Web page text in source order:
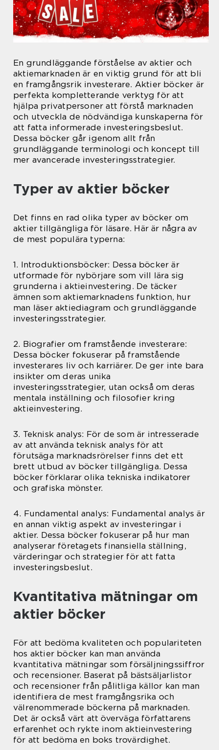
En grundläggande förståelse av aktier och
aktiemarknaden är en viktig grund för att bli
en framgångsrik investerare. Aktier böcker är
perfekta kompletterande verktyg för att
hjälpa privatpersoner att förstå marknaden
och utveckla de nödvändiga kunskaperna för
att fatta informerade investeringsbeslut.
Dessa böcker går igenom allt från
grundläggande terminologi och koncept till
mer avancerade investeringsstrategier.
Typer av aktier böcker
Det finns en rad olika typer av böcker om
aktier tillgängliga för läsare. Här är några av
de mest populära typerna:
1. Introduktionsböcker: Dessa böcker är
utformade för nybörjare som vill lära sig
grunderna i aktieinvestering. De täcker
ämnen som aktiemarknadens funktion, hur
man läser aktiediagram och grundläggande
investeringsstrategier.
2. Biografier om framstående investerare:
Dessa böcker fokuserar på framstående
investerares liv och karriärer. De ger inte bara
insikter om deras unika
investeringsstrategier, utan också om deras
mentala inställning och filosofier kring
aktieinvestering.
3. Teknisk analys: För de som är intresserade
av att använda teknisk analys för att
förutsäga marknadsrörelser finns det ett
brett utbud av böcker tillgängliga. Dessa
böcker förklarar olika tekniska indikatorer
och grafiska mönster.
4. Fundamental analys: Fundamental analys är
en annan viktig aspekt av investeringar i
aktier. Dessa böcker fokuserar på hur man
analyserar företagets finansiella ställning,
värderingar och strategier för att fatta
investeringsbeslut.
Kvantitativa mätningar om
aktier böcker
För att bedöma kvaliteten och populariteten
hos aktier böcker kan man använda
kvantitativa mätningar som försäljningssiffror
och recensioner. Baserat på bästsäljarlistor
och recensioner från pålitliga källor kan man
identifiera de mest framgångsrika och
välrenommerade böckerna på marknaden.
Det är också värt att överväga författarens
erfarenhet och rykte inom aktieinvestering
för att bedöma en boks trovärdighet.